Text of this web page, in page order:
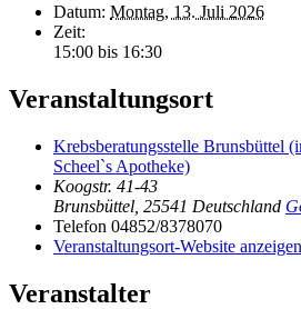
Datum: Montag, 13. Juli 2026
Zeit:
15:00 bis 16:30
Veranstaltungsort
Krebsberatungsstelle Brunsbüttel
Scheel`s Apotheke)
Koogstr. 41-43
Brunsbüttel 25541 Deutschland
Telefon 04852/8378070
Veranstaltungsort-Website anzeigen
Veranstalter